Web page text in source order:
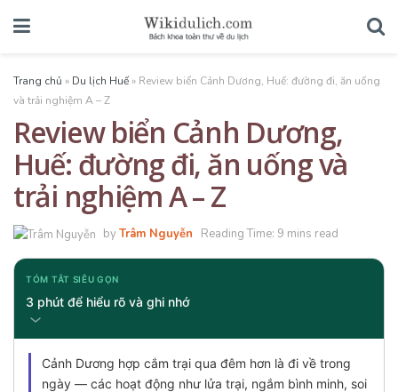
Trang chủ » Du lịch Huế » Review biển Cảnh Dương, Huế: đường đi, ăn uống
và trải nghiệm A – Z
Review biển Cảnh Dương,
Huế: đường đi, ăn uống và
trải nghiệm A – Z
byTrâm Nguyễn Reading Time: 9 mins read
TÓM TẮT SIÊU GỌN
3 phút để hiểu rõ và ghi nhớ
Cảnh Dương hợp cắm trại qua đêm hơn là đi về trong
ngày — các hoạt động như lửa trại, ngắm bình minh, soi